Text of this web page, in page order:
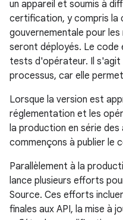
un appareil et soumis à
certification, y compris la
gouvernementale pour
seront déployés. Le code
tests d'opérateur. Il s'agit
processus, car elle
Lorsque la version est
réglementation et les
la production en série des
commençons à publier le
Parallèlement à la
lance plusieurs efforts
Source. Ces efforts
finales aux API, la mise à